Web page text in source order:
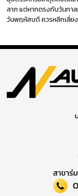
ลาภ แต่หากตรงกับวันกา
วันพฤหัสบดี ควรหลีกเลี่ย
สาขาร่